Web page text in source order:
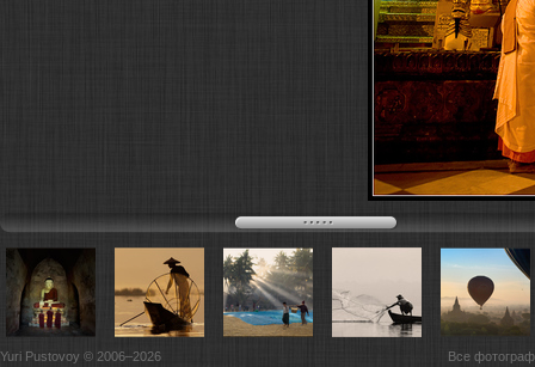
Yuri Pustovoy © 2006–2026
Все